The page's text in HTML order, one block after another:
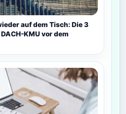
auf dem Tisch: Die 3
KMU vor dem